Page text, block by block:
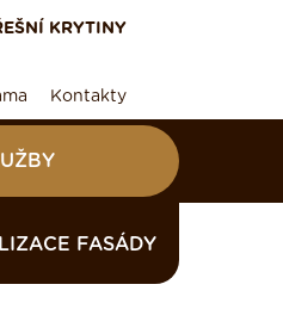
KRYTINY
Kontakty
FASÁDY